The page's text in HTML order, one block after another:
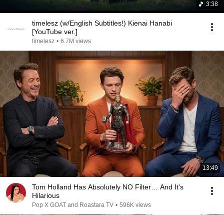
3:38
timelesz (w/English Subtitles!) Kienai Hanabi
[YouTube ver.]
timelesz • 6.7M views
13:49
Tom Holland Has Absolutely NO Filter… And It's
Hilarious
Pop X GOAT and Roastara TV • 596K views